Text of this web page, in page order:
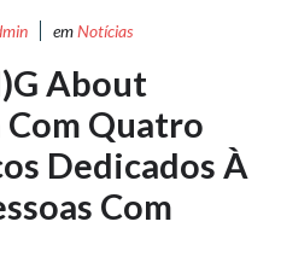
emNotícias
About
Com Quatro
Dedicados À
Com